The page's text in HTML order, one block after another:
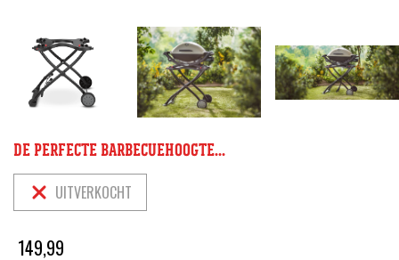
DE PERFECTE BARBECUEHOOGTE...
UITVERKOCHT
149,99